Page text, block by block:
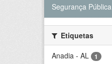
Segurança Pública
Etiquetas
Anadia - AL
1